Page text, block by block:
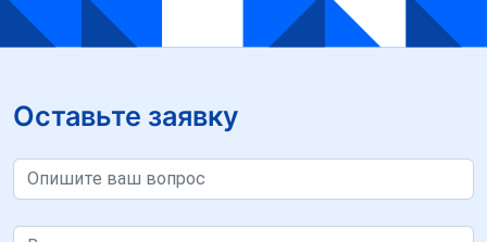
Оставьте заявку